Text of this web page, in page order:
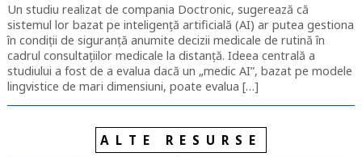
Un studiu realizat de compania Doctronic, sugerează că
sistemul lor bazat pe inteligență artificială (AI) ar putea gestiona
în condiții de siguranță anumite decizii medicale de rutină în
cadrul consultațiilor medicale la distanță. Ideea centrală a
studiului a fost de a evalua dacă un „medic AI”, bazat pe modele
lingvistice de mari dimensiuni, poate evalua […]
ALTE RESURSE